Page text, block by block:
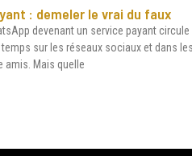
: demeler le vrai du faux
devenant un service payant circule
sur les réseaux sociaux et dans
amis. Mais quelle